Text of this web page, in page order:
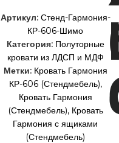
Артикул: Стенд-Гармония-
КР-606-Шимо
Категория: Полуторные
кровати из ЛДСП и МДФ
Метки: Кровать Гармония
КР-606 (Стендмебель),
Кровать Гармония
(Стендмебель), Кровать
Гармония с ящиками
(Стендмебель)